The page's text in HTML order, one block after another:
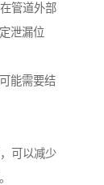
管道外部
泄漏位
能需要结
可以减少